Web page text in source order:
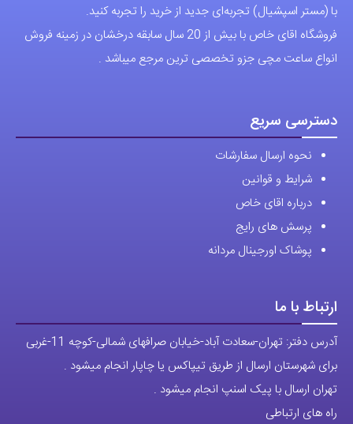
با (مستر اسپشیال) تجربه‌ای جدید از خرید را تجربه کنید.
فروشگاه اقای خاص با بیش از 20 سال سابقه درخشان در زمینه فروش
انواع ساعت مچی جزو تخصصی ترین مرجع میباشد .
دسترسی سریع
نحوه ارسال سفارشات
شرایط و قوانین
درباره اقای خاص
پرسش های رایج
پوشاک اورجینال مردانه
ارتباط با ما
آدرس دفتر: تهران-سعادت آباد-خیابان صرافهای شمالی-کوچه 11-غربی
برای شهرستان ارسال از طریق تیپاکس یا چاپار انجام میشود .
تهران ارسال با پیک اسنپ انجام میشود .
راه های ارتباطی